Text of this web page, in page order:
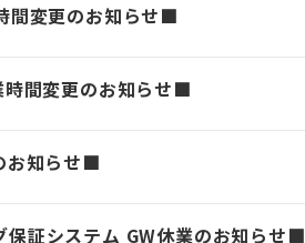
間変更のお知らせ■
間変更のお知らせ■
お知らせ■
証システム GW休業のお知らせ■